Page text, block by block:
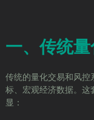
一、传统
传统的量化交易和风控
标、宏观经济数据。这
显：